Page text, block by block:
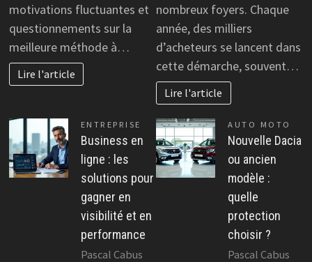
motivations fluctuantes et
questionnements sur la
meilleure méthode à…
Lire l'article
nombreux foyers. Chaque
année, des milliers
d’acheteurs se lancent dans
cette démarche, souvent…
Lire l'article
ENTREPRISE
Business en
ligne : les
solutions pour
gagner en
visibilité et en
performance
Pascal Cabus
AUTO MOTO
Nouvelle Dacia
ou ancien
modèle :
quelle
protection
choisir ?
Pascal Cabus